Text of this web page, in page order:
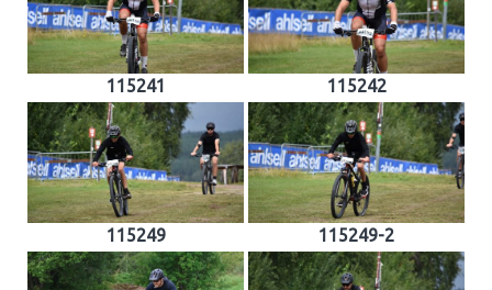
115241 115242
115249 115249-2